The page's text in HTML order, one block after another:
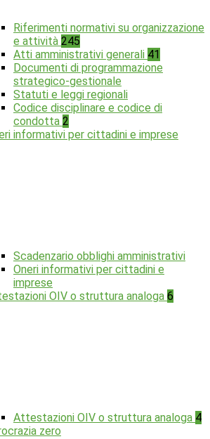
Riferimenti normativi su organizzazione
e attività 245
Atti amministrativi generali 41
Documenti di programmazione
strategico-gestionale
Statuti e leggi regionali
Codice disciplinare e codice di
condotta 2
informativi per cittadini e imprese
Scadenzario obblighi amministrativi
Oneri informativi per cittadini e
imprese
OIV o struttura analoga 6
Attestazioni OIV o struttura analoga 4
zero